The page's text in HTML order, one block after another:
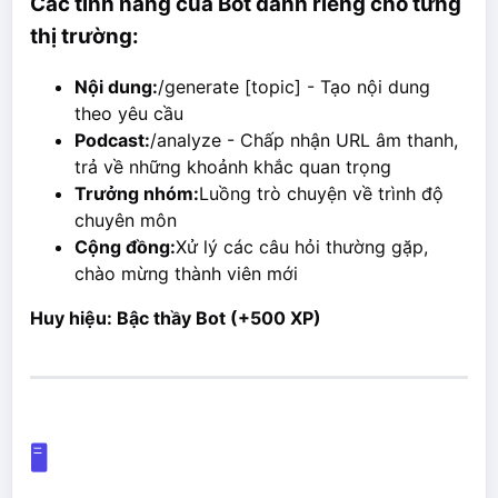
thị trường:
Nội dung:/generate [topic] - Tạo nội dung
theo yêu cầu
Podcast:/analyze - Chấp nhận URL âm thanh,
trả về những khoảnh khắc quan trọng
Trưởng nhóm:Luồng trò chuyện về trình độ
chuyên môn
Cộng đồng:Xử lý các câu hỏi thường gặp,
chào mừng thành viên mới
Huy hiệu: Bậc thầy Bot (+500 XP)
🖥️